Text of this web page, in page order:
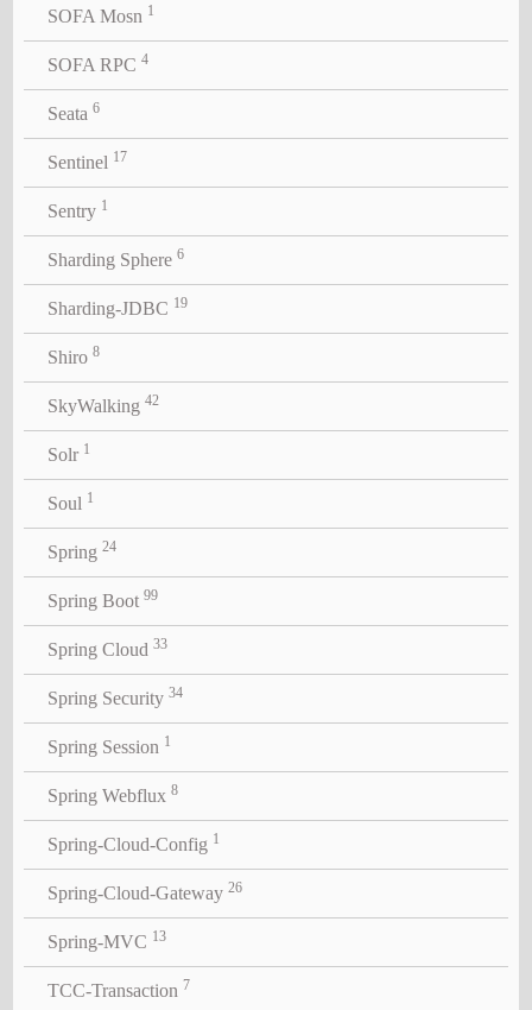
SOFA Mosn 1
SOFA RPC 4
Seata 6
Sentinel 17
Sentry 1
Sharding Sphere 6
Sharding-JDBC 19
Shiro 8
SkyWalking 42
Solr 1
Soul 1
Spring 24
Spring Boot 99
Spring Cloud 33
Spring Security 34
Spring Session 1
Spring Webflux 8
Spring-Cloud-Config 1
Spring-Cloud-Gateway 26
Spring-MVC 13
TCC-Transaction 7